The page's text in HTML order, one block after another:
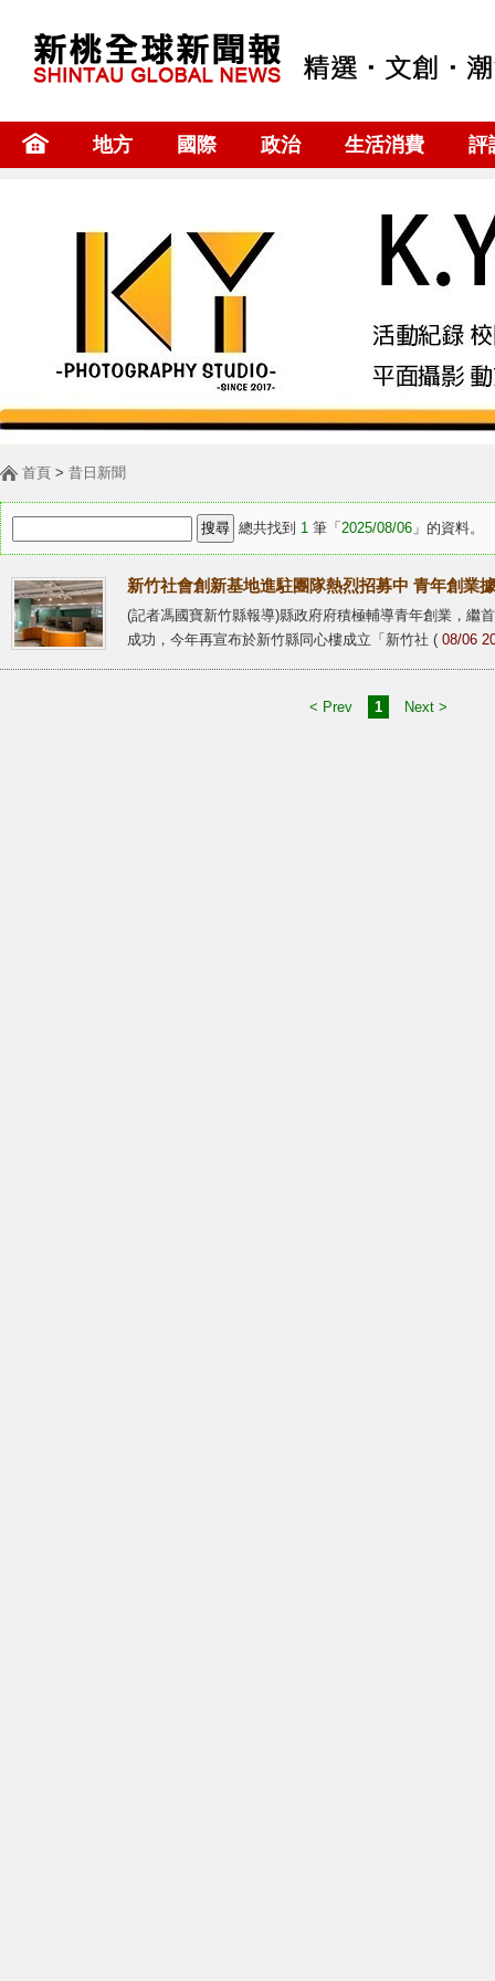
地方 國際 政治 生活消費 評
首頁 > 昔日新聞
總共找到 1 筆「 2025/08/06 」的資料。
新竹社會創新基地進駐團隊熱烈招募中 青年創業
(記者馮國寶新竹縣報導)縣政府府積極輔導青年創業，繼
成功，今年再宣布於新竹縣同心樓成立「新竹社 ( 08/06
< Prev 1 Next >